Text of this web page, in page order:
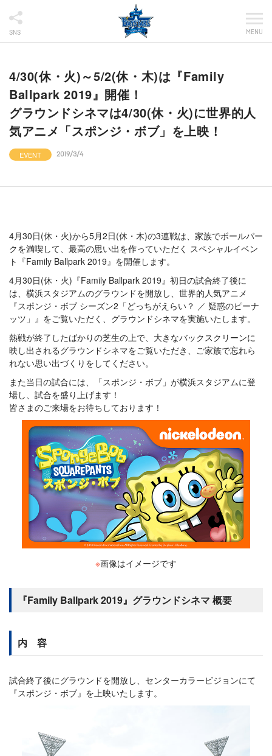
SNS MENU
4/30(休・火)～5/2(休・木)は『Family
Ballpark 2019』開催！
グラウンドシネマは4/30(休・火)に世界的人
気アニメ「スポンジ・ボブ」を上映！
EVENT 2019/3/4
4月30日(休・火)から5月2日(休・木)の3連戦は、家族でボールパー
クを満喫して、最高の思い出を作っていただく スペシャルイベン
ト『Family Ballpark 2019』を開催します。
4月30日(休・火)『Family Ballpark 2019』初日の試合終了後に
は、横浜スタジアムのグラウンドを開放し、世界的人気アニメ
『スポンジ・ボブ シーズン2「どっちがえらい？ ／ 疑惑のピーナ
ッツ」』をご覧いただく、グラウンドシネマを実施いたします。
熱戦が終了したばかりの芝生の上で、大きなバックスクリーンに
映し出されるグラウンドシネマをご覧いただき、ご家族で忘れら
れない思い出づくりをしてください。
また当日の試合には、「スポンジ・ボブ」が横浜スタジアムに登
場し、試合を盛り上げます！
皆さまのご来場をお待ちしております！
※画像はイメージです
『Family Ballpark 2019』グラウンドシネマ 概要
内 容
試合終了後にグラウンドを開放し、センターカラービジョンにて
『スポンジ・ボブ』を上映いたします。